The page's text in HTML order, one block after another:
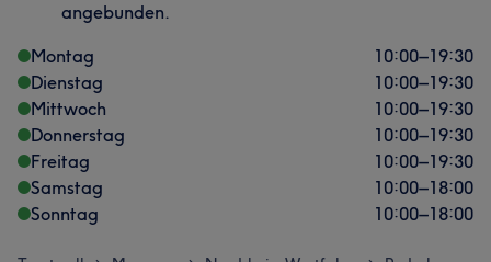
angebunden.
Montag
10:00–19:30
Dienstag
10:00–19:30
Mittwoch
10:00–19:30
Donnerstag
10:00–19:30
Freitag
10:00–19:30
Samstag
10:00–18:00
Sonntag
10:00–18:00